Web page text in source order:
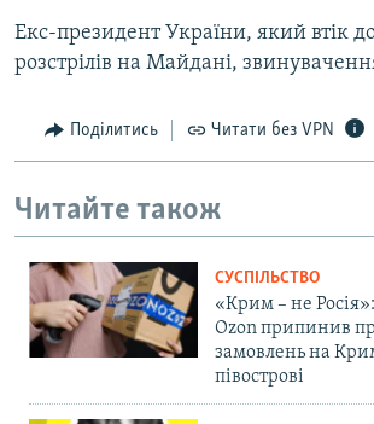
Екс-президент України, який втік до
розстрілів на Майдані,
Поділитись Читати без VPN
Читайте також
СУСПІЛЬСТВО
«Крим – не
Ozon припинив
замовлень на
півострові